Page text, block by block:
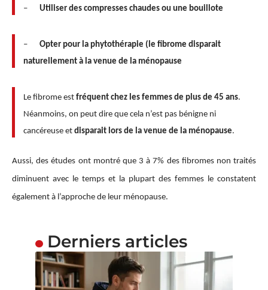
– Utiliser des compresses chaudes ou une bouillote
–
Opter pour la phytothérapie (le fibrome disparait
naturellement à la venue de la ménopause
Le fibrome est fréquent chez les femmes de plus de 45 ans.
Néanmoins, on peut dire que cela n’est pas bénigne ni
cancéreuse et disparait lors de la venue de la ménopause.
Aussi, des études ont montré que 3 à 7% des fibromes non traités
diminuent avec le temps et la plupart des femmes le constatent
également à l’approche de leur ménopause.
Derniers articles